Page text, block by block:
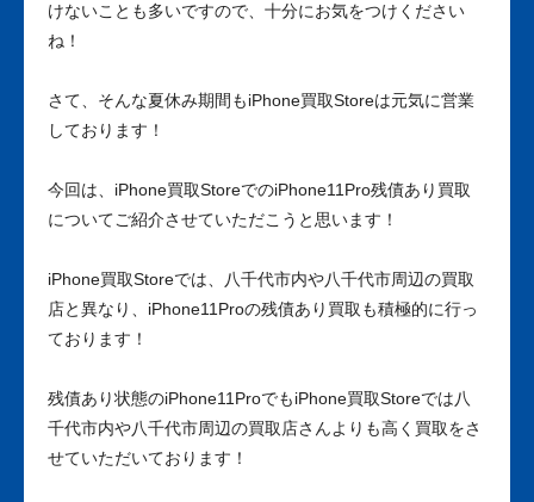
けないことも多いですので、十分にお気をつけください
ね！
さて、そんな夏休み期間もiPhone買取Storeは元気に営業
しております！
今回は、iPhone買取StoreでのiPhone11Pro残債あり買取
についてご紹介させていただこうと思います！
iPhone買取Storeでは、八千代市内や八千代市周辺の買取
店と異なり、iPhone11Proの残債あり買取も積極的に行っ
ております！
残債あり状態のiPhone11ProでもiPhone買取Storeでは八
千代市内や八千代市周辺の買取店さんよりも高く買取をさ
せていただいております！